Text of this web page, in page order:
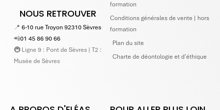
NOUS RETROUVER
📍 6-10 rue Troyon 92310 Sèvres
📲01 45 86 90 66
🚇 Ligne 9 : Pont de Sèvres | T2 :
Musée de Sèvres
formation
Conditions générales de vente | hors
formation
Plan du site
Charte de déontologie et d'éthique